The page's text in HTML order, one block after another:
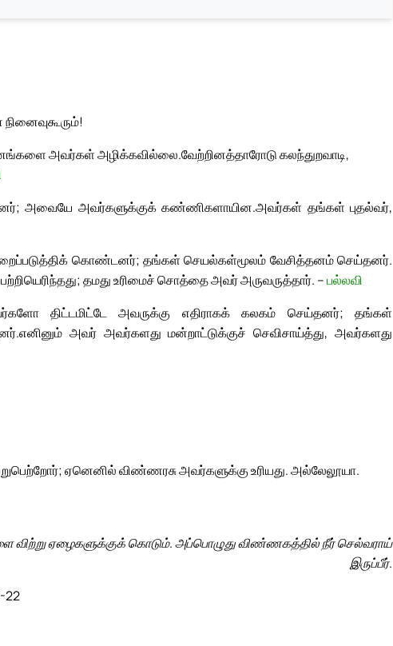
அவர்கள் அழிக்கவில்லை.வேற்றினத்தாரோடு கலந்துறவாடி,
அவையே அவர்களுக்குக் கண்ணிகளாயின.அவர்கள் தங்கள் புதல்வர்,
கொண்டனர்; தங்கள் செயல்கள்மூலம் வேசித்தனம் செய்தனர்.
தமது உரிமைச் சொத்தை அவர் அருவருத்தார். –பல்லவி
திட்டமிட்டே அவருக்கு எதிராகக் கலகம் செய்தனர்; தங்கள்
எனினும் அவர் அவர்களது மன்றாட்டுக்குச் செவிசாய்த்து, அவர்களது
ஏனெனில் விண்ணரசு அவர்களுக்கு உரியது. அல்லேலூயா.
விற்று ஏழைகளுக்குக் கொடும். அப்பொழுது விண்ணகத்தில் நீர் செல்வராய்
இருப்பீர்.
22